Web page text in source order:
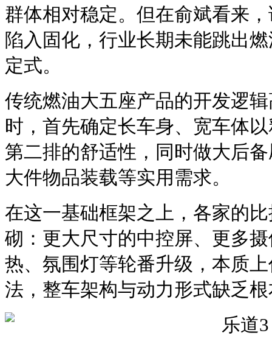
群体相对稳定。但在俞斌看来
陷入固化，行业长期未能跳出
定式。
传统燃油大五座产品的开发逻
时，首先确定长车身、宽车体
第二排的舒适性，同时做大后
大件物品装载等实用需求。
在这一基础框架之上，各家的
砌：更大尺寸的中控屏、更多
热、氛围灯等轮番升级，本质
法，整车架构与动力形式缺乏